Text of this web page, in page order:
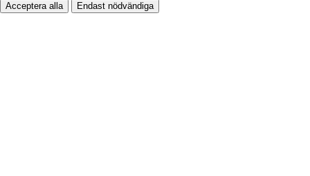
Acceptera alla Endast nödvändiga